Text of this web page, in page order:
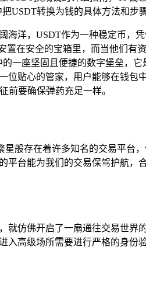
转换为钱的具体方法和步
洋，USDT作为一种稳定币，
置在安全的宝箱里，而当他们有
一座坚固且便捷的数字堡垒，
位贴心的管家，用户能够在钱包
前要确保弹药充足一样。
般存在着许多知名的交易平台，
台能为我们的交易保驾护航，
仿佛开启了一扇通往交易世
高级场所需要进行严格的身